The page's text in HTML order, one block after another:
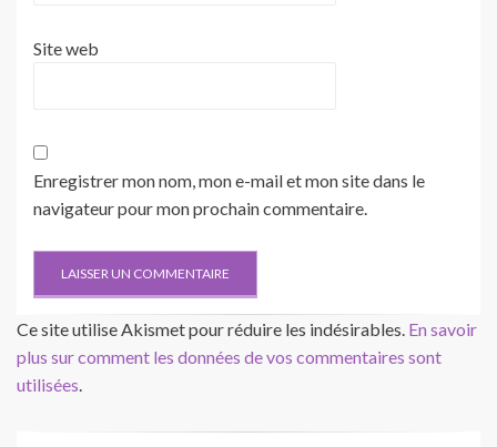
Site web
Enregistrer mon nom, mon e-mail et mon site dans le
navigateur pour mon prochain commentaire.
Ce site utilise Akismet pour réduire les indésirables. En savoir
plus sur comment les données de vos commentaires sont
utilisées.